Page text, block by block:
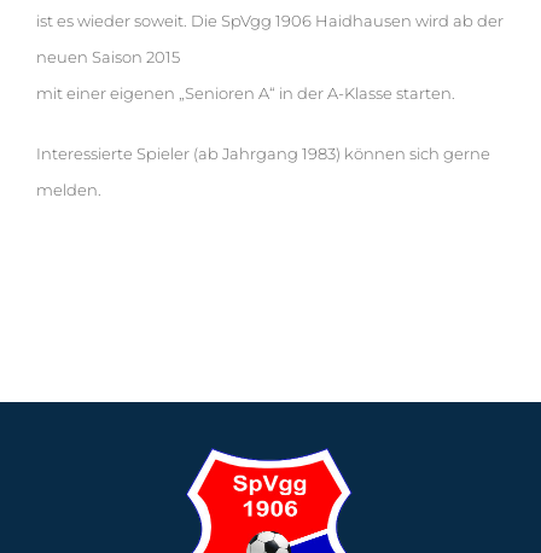
ist es wieder soweit. Die SpVgg 1906 Haidhausen wird ab der
neuen Saison 2015
mit einer eigenen „Senioren A“ in der A-Klasse starten.
Interessierte Spieler (ab Jahrgang 1983) können sich gerne
melden.